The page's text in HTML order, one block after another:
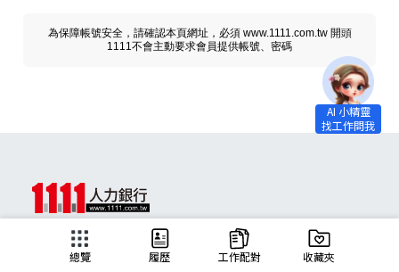
為保障帳號安全，請確認本頁網址，必須 www.1111.com.tw 開頭
1111不會主動要求會員提供帳號、密碼
總覽 履歷 工作配對 收藏夾